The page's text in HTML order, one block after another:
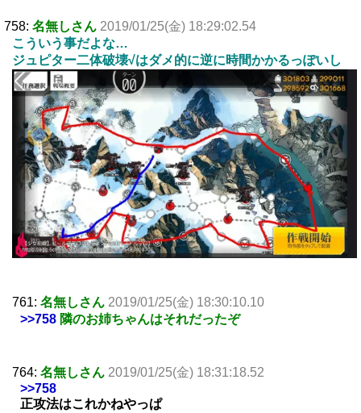
758: 名無しさん 2019/01/25(金) 18:29:02.54
こういう事だよな…
ジュピター二体破壊√はダメ的に逆に時間かかるっぽいし
761: 名無しさん 2019/01/25(金) 18:30:10.10
>>758 隣のお姉ちゃんはそれだったぞ
764: 名無しさん 2019/01/25(金) 18:31:18.52
>>758
正攻法はこれかねやっぱ